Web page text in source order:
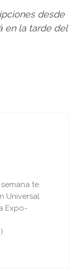
desde
en la tarde del
te
Universal
Expo-